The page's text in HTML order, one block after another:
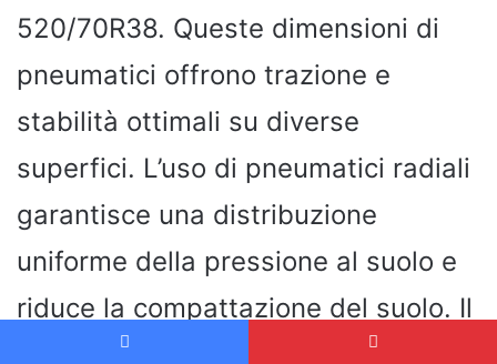
520/70R38. Queste dimensioni di
pneumatici offrono trazione e
stabilità ottimali su diverse
superfici. L’uso di pneumatici radiali
garantisce una distribuzione
uniforme della pressione al suolo e
riduce la compattazione del suolo. Il
profilo polivalente degli pneumatici